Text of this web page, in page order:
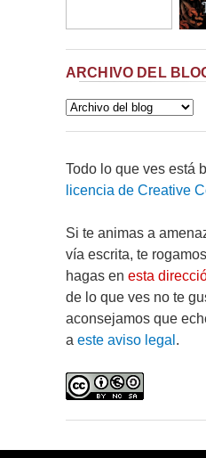
ARCHIVO DEL
Todo lo que ves está
licencia de Creative
Si te animas a
vía escrita, te
hagas en esta
de lo que ves no te
aconsejamos que
a este aviso legal .